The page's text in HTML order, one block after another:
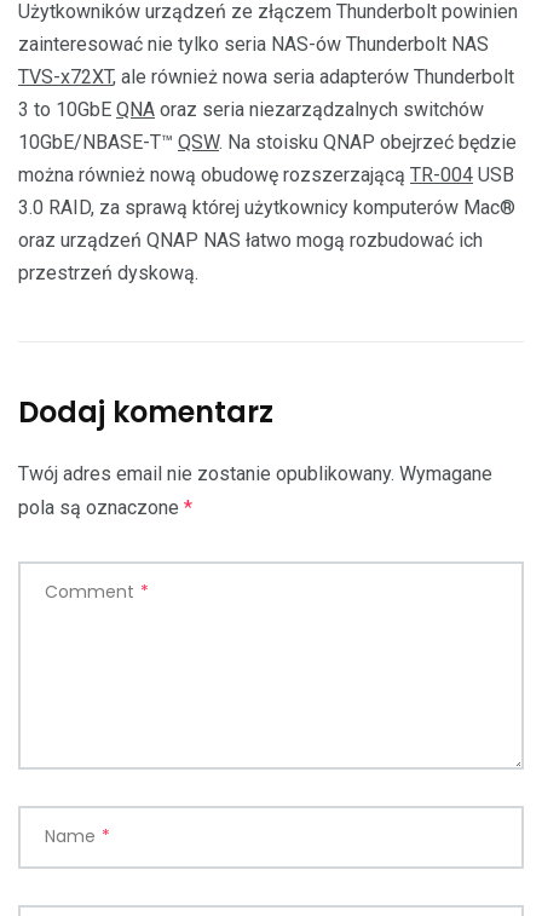
Użytkowników urządzeń ze złączem Thunderbolt powinien
zainteresować nie tylko seria NAS-ów Thunderbolt NAS
TVS-x72XT, ale również nowa seria adapterów Thunderbolt
3 to 10GbE QNA oraz seria niezarządzalnych switchów
10GbE/NBASE-T™ QSW. Na stoisku QNAP obejrzeć będzie
można również nową obudowę rozszerzającą TR-004 USB
3.0 RAID, za sprawą której użytkownicy komputerów Mac®
oraz urządzeń QNAP NAS łatwo mogą rozbudować ich
przestrzeń dyskową.
Dodaj komentarz
Twój adres email nie zostanie opublikowany. Wymagane
pola są oznaczone *
Comment *
Name *